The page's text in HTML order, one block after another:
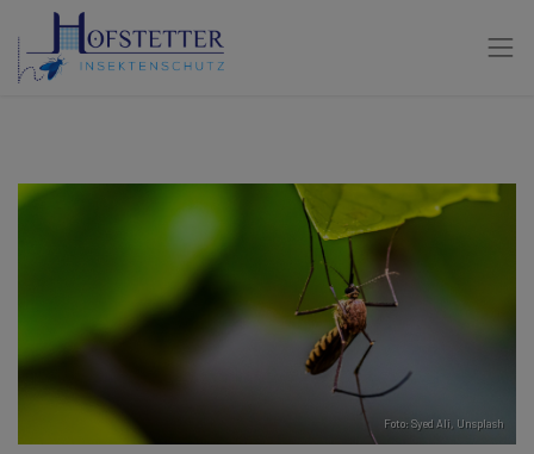
Foto:Syed Ali Unsplash